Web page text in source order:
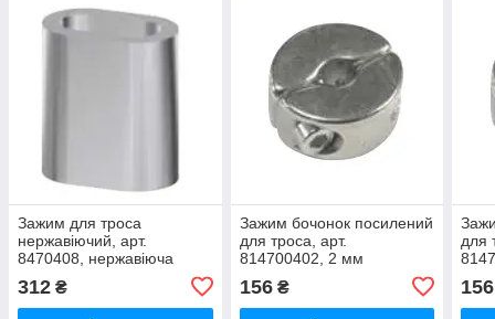
Зажим для троса
нержавіючий, арт.
8470408, нержавіюча
312 ₴
Зажим бочонок посилений
для троса, арт.
814700402, 2 мм
156₴
для
156